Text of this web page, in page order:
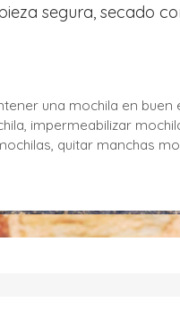
segura, secado
una mochila en buen
impermeabilizar
quitar manchas